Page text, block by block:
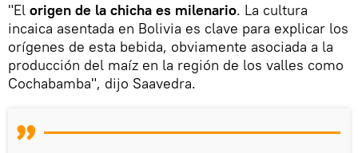
"El origen de la chicha es milenario. La cultura
incaica asentada en Bolivia es clave para explicar los
orígenes de esta bebida, obviamente asociada a la
producción del maíz en la región de los valles como
Cochabamba", dijo Saavedra.